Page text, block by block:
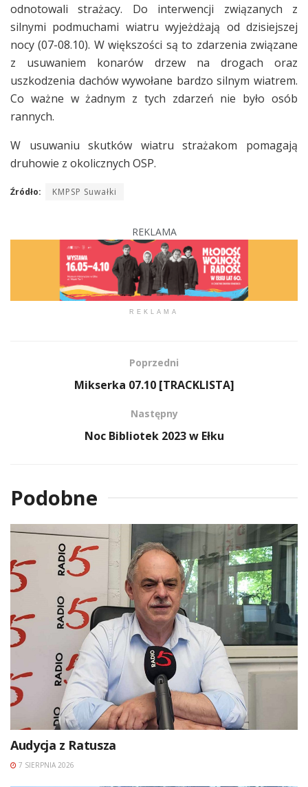
odnotowali strażacy. Do interwencji związanych z
silnymi podmuchami wiatru wyjeżdżają od dzisiejszej
nocy (07-08.10). W większości są to zdarzenia związane
z usuwaniem konarów drzew na drogach oraz
uszkodzenia dachów wywołane bardzo silnym wiatrem.
Co ważne w żadnym z tych zdarzeń nie było osób
rannych.
W usuwaniu skutków wiatru strażakom pomagają
druhowie z okolicznych OSP.
Źródło: KMPSP Suwałki
REKLAMA
REKLAMA
Poprzedni
Mikserka 07.10 [TRACKLISTA]
Następny
Noc Bibliotek 2023 w Ełku
Podobne
Audycja z Ratusza
7 SIERPNIA 2026